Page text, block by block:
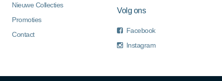
Nieuwe Collecties
Promoties
Contact
Volg ons
Facebook
Instagram